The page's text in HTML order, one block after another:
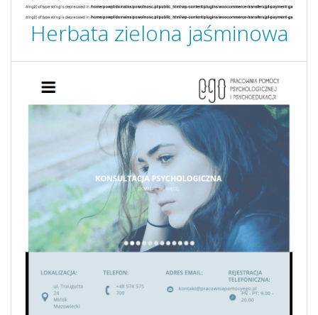
Herbata zielona jaśminowa